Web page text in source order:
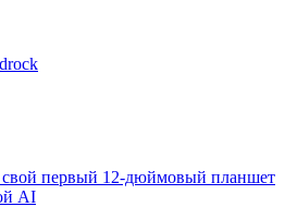
свой первый 12-дюймовый планшет
AI